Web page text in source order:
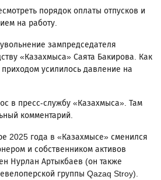
порядок оплаты отпусков и
на работу.
зампредседателя
«Казахмыса» Саята Бакирова. Как
усилилось давление на
в пресс-службу «Казахмыса». Там
комментарий.
2025 года в «Казахмысе» сменился
и собственником активов
Нурлан Артыкбаев (он также
группы Qazaq Stroy).